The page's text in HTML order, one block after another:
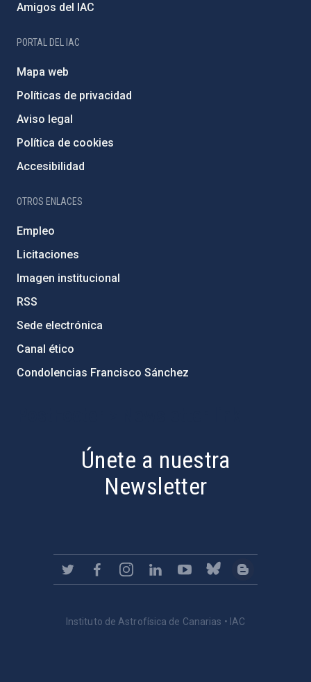
Amigos del IAC
PORTAL DEL IAC
Mapa web
Políticas de privacidad
Aviso legal
Política de cookies
Accesibilidad
OTROS ENLACES
Empleo
Licitaciones
Imagen institucional
RSS
Sede electrónica
Canal ético
Condolencias Francisco Sánchez
Únete a nuestra
Newsletter
Instituto de Astrofísica de Canarias • IAC